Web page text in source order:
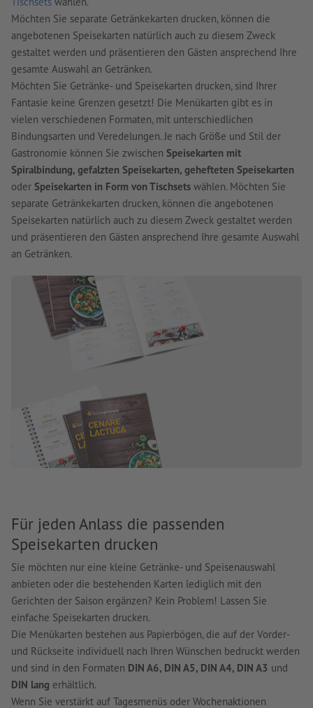
Möchten Sie separate Getränkekarten drucken, können die
angebotenen Speisekarten natürlich auch zu diesem Zweck
gestaltet werden und präsentieren den Gästen ansprechend Ihre
gesamte Auswahl an Getränken.
Möchten Sie Getränke- und Speisekarten drucken, sind Ihrer
Fantasie keine Grenzen gesetzt! Die Menükarten gibt es in
vielen verschiedenen Formaten, mit unterschiedlichen
Bindungsarten und Veredelungen. Je nach Größe und Stil der
Gastronomie können Sie zwischen Speisekarten mit
Spiralbindung, gefalzten Speisekarten, gehefteten Speisekarten
oder Speisekarten in Form von Tischsets wählen. Möchten Sie
separate Getränkekarten drucken, können die angebotenen
Speisekarten natürlich auch zu diesem Zweck gestaltet werden
und präsentieren den Gästen ansprechend Ihre gesamte Auswahl
an Getränken.
Für jeden Anlass die passenden
Speisekarten drucken
Sie möchten nur eine kleine Getränke- und Speisenauswahl
anbieten oder die bestehenden Karten lediglich mit den
Gerichten der Saison ergänzen? Kein Problem! Lassen Sie
einfache Speisekarten drucken.
Die Menükarten bestehen aus Papierbögen, die auf der Vorder-
und Rückseite individuell nach Ihren Wünschen bedruckt werden
und sind in den Formaten DIN A6, DIN A5, DIN A4, DIN A3 und
DIN lang erhältlich.
Wenn Sie verstärkt auf Tagesmenüs oder Wochenaktionen